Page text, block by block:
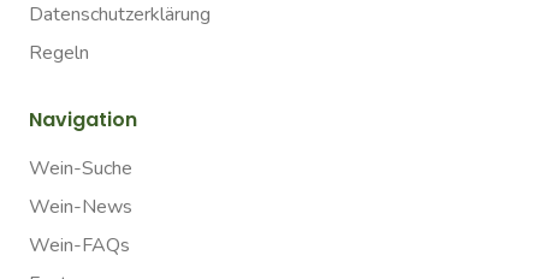
Datenschutzerklärung
Regeln
Navigation
Wein-Suche
Wein-News
Wein-FAQs